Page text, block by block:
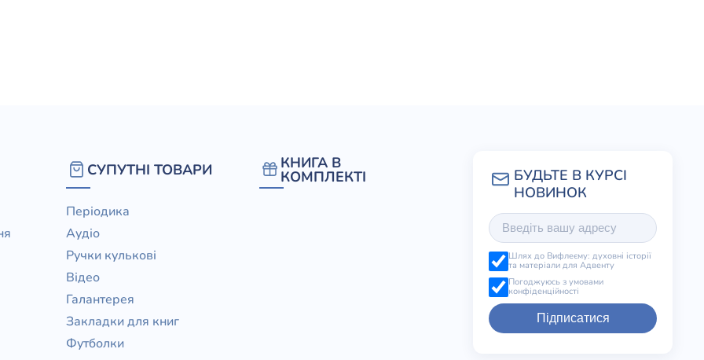
СУПУТНІ ТОВАРИ
Періодика
Аудіо
Ручки кулькові
Відео
Галантерея
Закладки для книг
Футболки
КНИГА В
КОМПЛЕКТІ
Шлях до Вифлеєму: духовні історії
та матеріали для Адвенту
Погоджуюсь з умовами
конфіденційності
Підписатися